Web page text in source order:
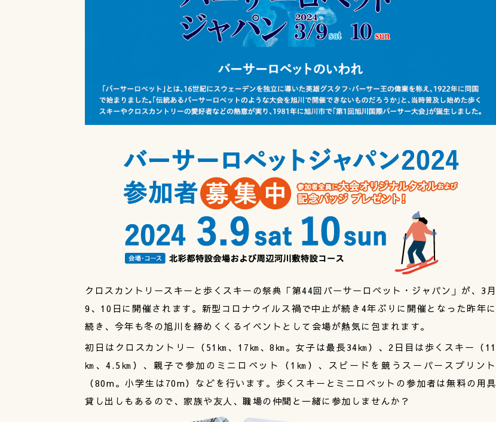
クロスカントリースキーと歩くスキーの祭典「第44回バーサーロペット・ジャパン」が、3月
9、10日に開催されます。新型コロナウイルス禍で中止が続き4年ぶりに開催となった昨年に
続き、今年も冬の旭川を締めくくるイベントとして会場が熱気に包まれます。
初日はクロスカントリー（51㎞、17㎞、8㎞。女子は最長34㎞）、2日目は歩くスキー（11
㎞、4.5㎞）、親子で参加のミニロペット（1㎞）、スピードを競うスーパースプリント
（80m。小学生は70m）などを行います。歩くスキーとミニロペットの参加者は無料の用具
貸し出しもあるので、家族や友人、職場の仲間と一緒に参加しませんか？